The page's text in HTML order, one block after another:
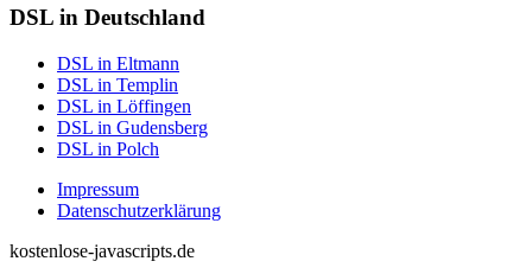
DSL in Deutschland
DSL in Eltmann
DSL in Templin
DSL in Löffingen
DSL in Gudensberg
DSL in Polch
Impressum
Datenschutzerklärung
kostenlose-javascripts.de